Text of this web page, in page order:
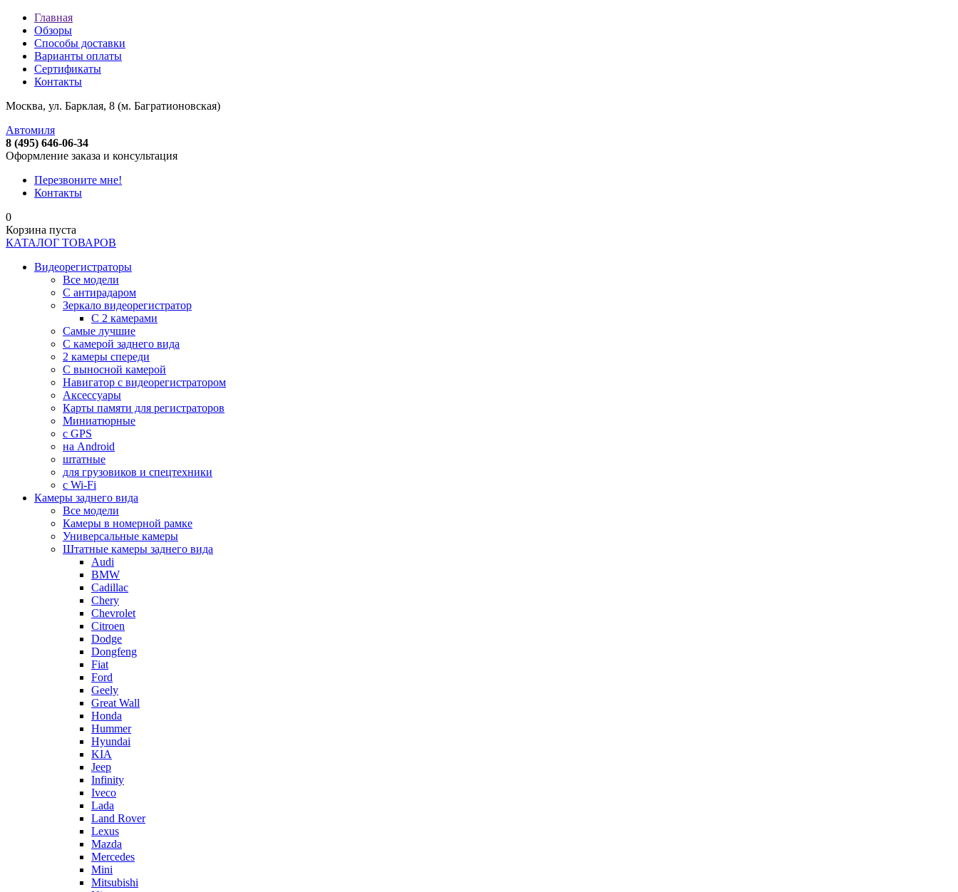
Главная
Обзоры
Способы доставки
Варианты оплаты
Сертификаты
Контакты
Москва, ул. Барклая, 8 (м. Багратионовская)
Автомиля
8 (495) 646-06-34
Оформление заказа и консультация
Перезвоните мне!
Контакты
0
Корзина пуста
КАТАЛОГ ТОВАРОВ
Видеорегистраторы
Все модели
C антирадаром
Зеркало видеорегистратор
С 2 камерами
Самые лучшие
С камерой заднего вида
2 камеры спереди
С выносной камерой
Навигатор с видеорегистратором
Аксессуары
Карты памяти для регистраторов
Миниатюрные
с GPS
на Android
штатные
для грузовиков и спецтехники
с Wi-Fi
Камеры заднего вида
Все модели
Камеры в номерной рамке
Универсальные камеры
Штатные камеры заднего вида
Audi
BMW
Cadillac
Chery
Chevrolet
Citroen
Dodge
Dongfeng
Fiat
Ford
Geely
Great Wall
Honda
Hummer
Hyundai
KIA
Jeep
Infinity
Iveco
Lada
Land Rover
Lexus
Mazda
Mercedes
Mini
Mitsubishi